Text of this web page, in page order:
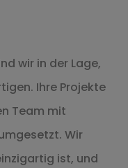
wir in der Lage,
Ihre Projekte
Team mit
Wir
ist, und